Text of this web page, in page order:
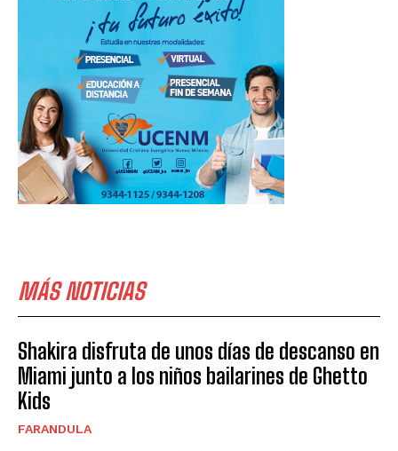
MÁS NOTICIAS
Shakira disfruta de unos días de descanso en
Miami junto a los niños bailarines de Ghetto
Kids
FARANDULA